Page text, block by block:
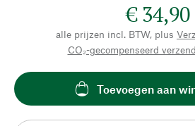
€ 34,90
alle prijzen incl. BTW, plus
CO₂-gecompenseerd
Toevoegen aan